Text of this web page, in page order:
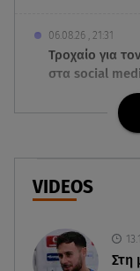
06.08.26 , 21:31
Τροχαίο για
στα social
06.08.26 , 21:22
Ισραήλ -
υποθαλάσσιο
06.08.26 , 21:07
εξοπλισμού
VIDEOS
Στη